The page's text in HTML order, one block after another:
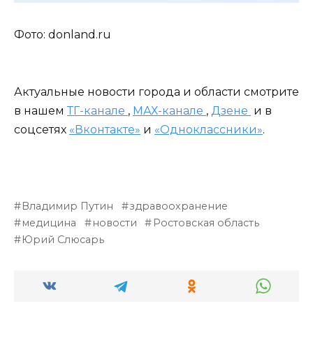
Фото: donland.ru
Актуальные новости города и области смотрите
в нашем ТГ-канале , МАХ-канале , Дзене и в
соцсетях «Вконтакте» и «Одноклассники».
Владимир Путин
здравоохранение
медицина
новости
Ростовская область
Юрий Слюсарь